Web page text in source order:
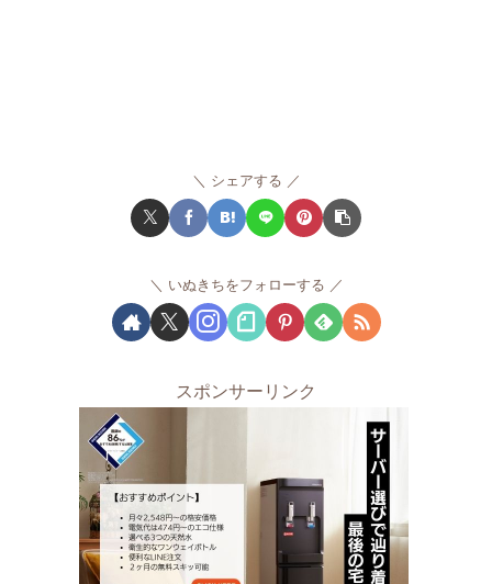
シェアする
いぬきちをフォローする
スポンサーリンク